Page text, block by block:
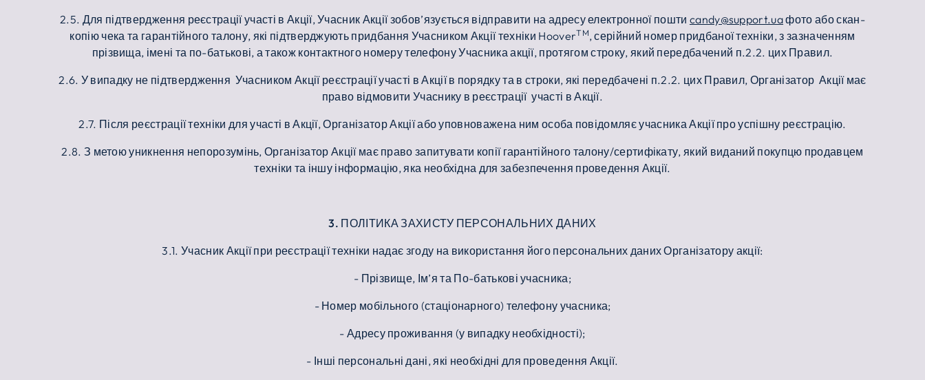
2.5. Для підтвердження реєстрації участі в Акції, Учасник Акції зобов’язується відправити на адресу електронної пошти candy@support.uaфото або скан-
копію чека та гарантійного талону, які підтверджують придбання Учасником Акції техніки HooverTM, серійний номер придбаної техніки, з зазначенням
прізвища, імені та по-батькові, а також контактного номеру телефону Учасника акції, протягом строку, який передбачений п.2.2. цих Правил.
2.6. У випадку не підтвердження Учасником Акції реєстрації участі в Акції в порядку та в строки, які передбачені п.2.2. цих Правил, Організатор Акції має
право відмовити Учаснику в реєстрації участі в Акції.
2.7. Після реєстрації техніки для участі в Акції, Організатор Акції або уповноважена ним особа повідомляє учасника Акції про успішну реєстрацію.
2.8. З метою уникнення непорозумінь, Організатор Акції має право запитувати копії гарантійного талону/сертифікату, який виданий покупцю продавцем
техніки та іншу інформацію, яка необхідна для забезпечення проведення Акції.
3. ПОЛІТИКА ЗАХИСТУ ПЕРСОНАЛЬНИХ ДАНИХ
3.1. Учасник Акції при реєстрації техніки надає згоду на використання його персональних даних Організатору акції:
- Прізвище, Ім’я та По-батькові учасника;
- Номер мобільного (стаціонарного) телефону учасника;
- Адресу проживання (у випадку необхідності);
- Інші персональні дані, які необхідні для проведення Акції.